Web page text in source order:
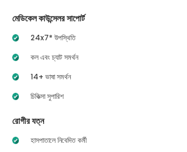
মেডিকেল কাউন্সেলর সাপোর্ট
24x7* উপস্থিতি
কল এবং চ্যাট সমর্থন
14+ ভাষা সমর্থন
চিকিত্সা সুপারিশ
রোগীর যত্ন
হাসপাতালে নিবেদিত কর্মী